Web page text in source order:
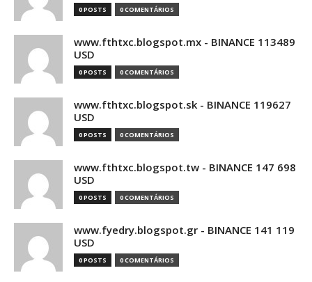
0 POSTS 0 COMENTÁRIOS
www.fthtxc.blogspot.mx - BINANCE 113489
USD
0 POSTS 0 COMENTÁRIOS
www.fthtxc.blogspot.sk - BINANCE 119627
USD
0 POSTS 0 COMENTÁRIOS
www.fthtxc.blogspot.tw - BINANCE 147 698
USD
0 POSTS 0 COMENTÁRIOS
www.fyedry.blogspot.gr - BINANCE 141 119
USD
0 POSTS 0 COMENTÁRIOS